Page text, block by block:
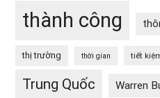
thành công
thị trường thời gian tiết
Trung Quốc Warren